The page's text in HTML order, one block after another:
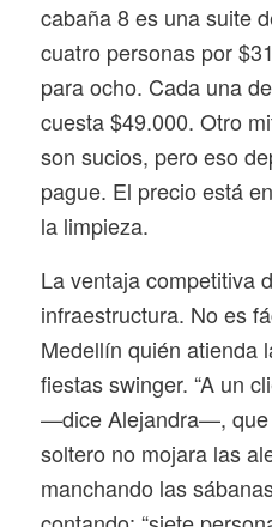
cabaña 8 es una suite
cuatro personas por
para ocho. Cada una
cuesta $49.000. Otro
son sucios, pero eso
pague. El precio está
la limpieza.
La ventaja competitiva
infraestructura. No es
Medellín quién atienda
fiestasswinger. “A un
—dice Alejandra—, que
soltero no mojara las
manchando las